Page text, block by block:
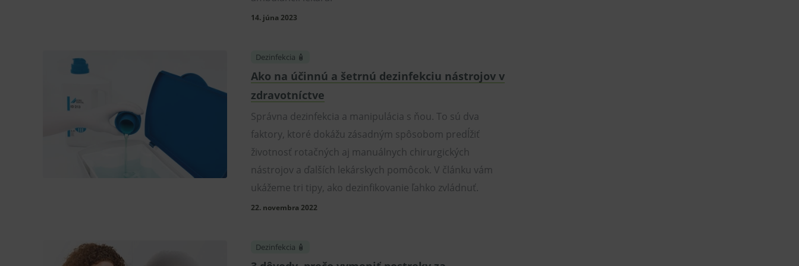
14. júna 2023
Dezinfekcia 🧴
Ako na účinnú a šetrnú dezinfekciu nástrojov v
zdravotníctve
Správna dezinfekcia a manipulácia s ňou. To sú dva
faktory, ktoré dokážu zásadným spôsobom predĺžiť
životnosť rotačných aj manuálnych chirurgických
nástrojov a ďalších lekárskych pomôcok. V článku vám
ukážeme tri tipy, ako dezinfikovanie ľahko zvládnuť.
22. novembra 2022
Dezinfekcia 🧴